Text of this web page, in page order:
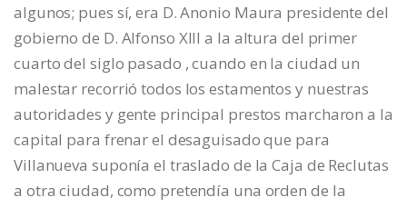
algunos; pues sí, era D. Anonio Maura presidente del
gobierno de D. Alfonso XIII a la altura del primer
cuarto del siglo pasado , cuando en la ciudad un
malestar recorrió todos los estamentos y nuestras
autoridades y gente principal prestos marcharon a la
capital para frenar el desaguisado que para
Villanueva suponía el traslado de la Caja de Reclutas
a otra ciudad, como pretendía una orden de la